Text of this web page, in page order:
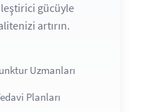
gücüyle
artırın.
Uzmanları
Planları